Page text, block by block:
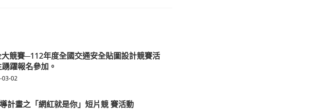
競賽─112年度全國交通安全貼圖設計競賽活
躍報名參加。
03-02
計畫之「網紅就是你」短片競 賽活動